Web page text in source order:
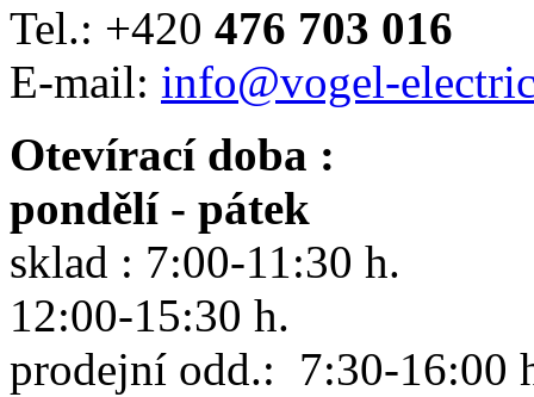
Tel.: +420 476 703 016
E-mail: info@vogel-
Otevírací doba :
pondělí - pátek
sklad : 7:00-11:30 h.
12:00-15:30 h.
prodejní odd.: 7:30-16:00